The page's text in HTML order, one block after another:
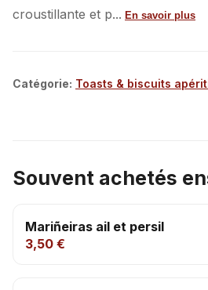
croustillante et p... En savoir plus
Catégorie: Toasts & biscuits
Souvent achetés
Mariñeiras ail et persil
3,50 €